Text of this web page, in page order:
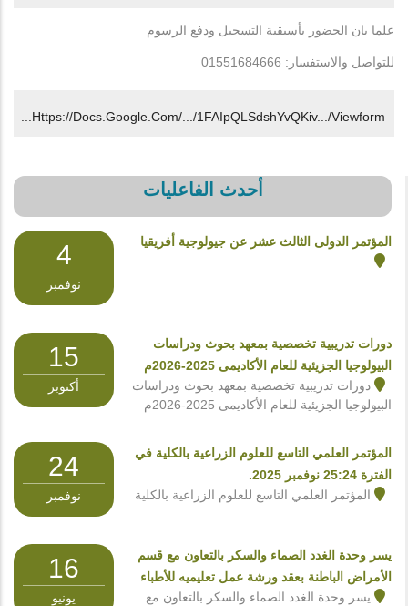
علما بان الحضور بأسبقية التسجيل ودفع الرسوم
للتواصل والاستفسار: 01551684666
Https://docs.google.com/.../1FAIpQLSdshYvQKiv.../viewform...
أحدث الفاعليات
4
نوفمبر
المؤتمر الدولى الثالث عشر عن جيولوجية أفريقيا
15
أكتوبر
دورات تدريبية تخصصية بمعهد بحوث ودراسات
البيولوجيا الجزيئية للعام الأكاديمى 2025-2026م
دورات تدريبية تخصصية بمعهد بحوث ودراسات
البيولوجيا الجزيئية للعام الأكاديمى 2025-2026م
24
نوفمبر
المؤتمر العلمي التاسع للعلوم الزراعية بالكلية في
الفترة 25:24 نوفمبر 2025.
المؤتمر العلمي التاسع للعلوم الزراعية بالكلية
16
يونيو
يسر وحدة الغدد الصماء والسكر بالتعاون مع قسم
الأمراض الباطنة بعقد ورشة عمل تعليميه للأطباء
يسر وحدة الغدد الصماء والسكر بالتعاون مع